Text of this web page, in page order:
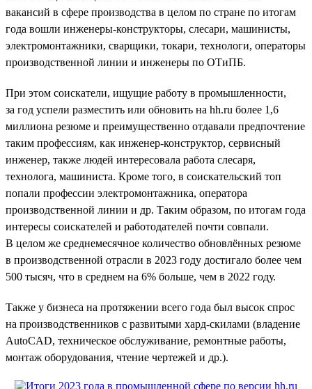
вакансий в сфере производства в целом по стране по итогам
года вошли инженеры-конструкторы, слесари, машинисты,
электромонтажники, сварщики, токари, технологи, операторы
производственной линии и инженеры по ОТиПБ.
При этом соискатели, ищущие работу в промышленности,
за год успели разместить или обновить на hh.ru более 1,6
миллиона резюме и преимущественно отдавали предпочтение
таким профессиям, как инженер-конструктор, сервисный
инженер, также людей интересовала работа слесаря,
технолога, машиниста. Кроме того, в соискательский топ
попали профессии электромонтажника, оператора
производственной линии и др. Таким образом, по итогам года
интересы соискателей и работодателей почти совпали.
В целом же среднемесячное количество обновлённых резюме
в производственной отрасли в 2023 году достигало более чем
500 тысяч, что в среднем на 6% больше, чем в 2022 году.
Также у бизнеса на протяжении всего года был высок спрос
на производственников с развитыми хард-скилами (владение
AutoCAD, техническое обслуживание, ремонтные работы,
монтаж оборудования, чтение чертежей и др.).